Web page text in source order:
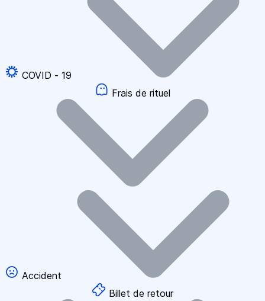
COVID - 19
Frais de rituel
Accident
Billet de retour